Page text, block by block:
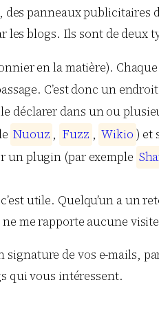
panneaux publicitaires
les blogs. Ils sont de deux
en la matière).
C’est donc un
déclarer dans un ou
Nuouz , Fuzz , Wikio ) et
un plugin (par exemple Sha
utile. Quelqu’un a un
me rapporte aucune
de vos e-mails,
qui vous intéressent.